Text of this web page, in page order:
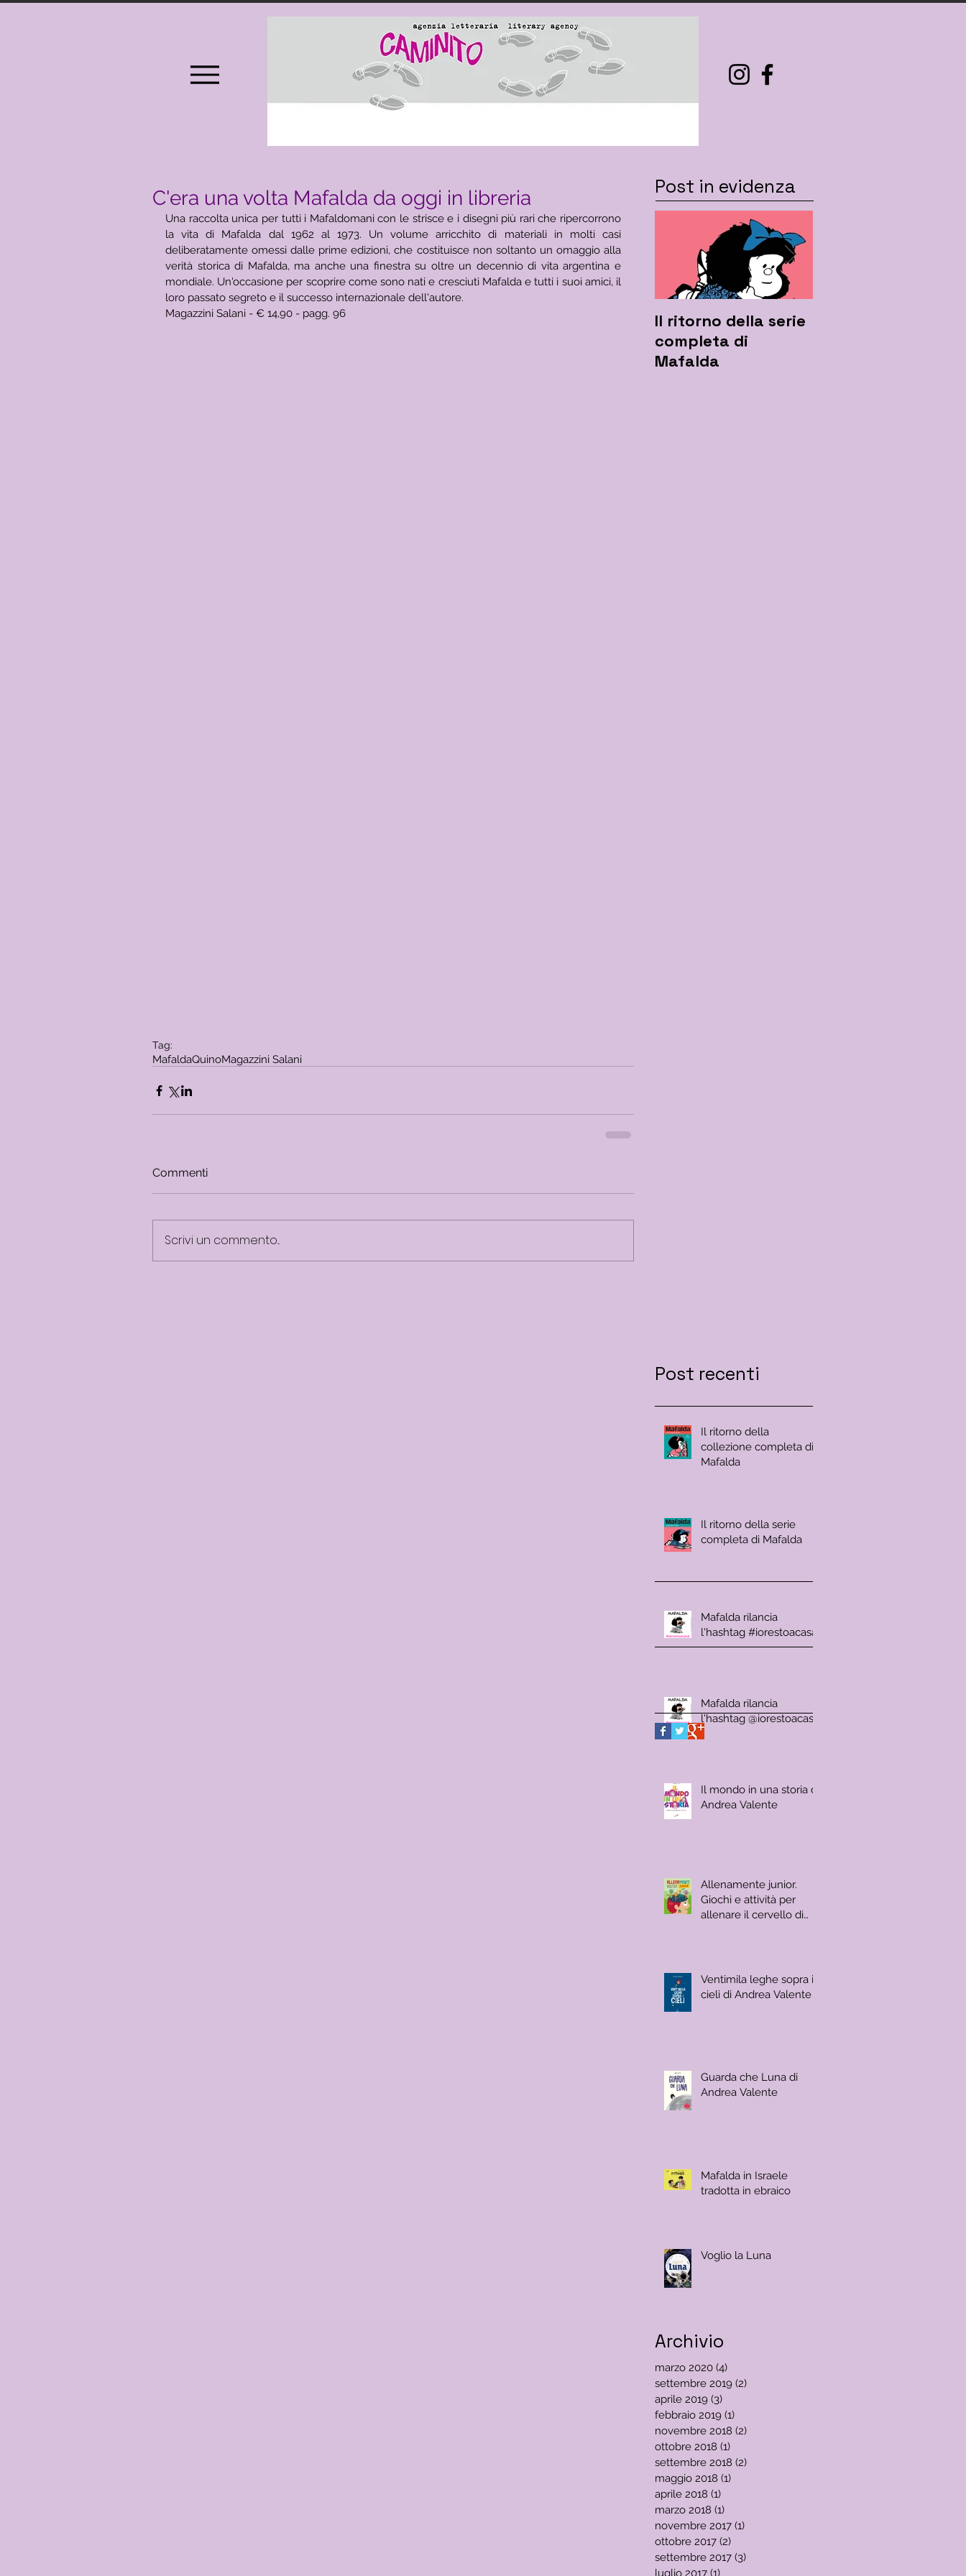
C'era una volta Mafalda da oggi in libreria
Una raccolta unica per tutti i Mafaldomani con le strisce e i disegni più rari che ripercorrono
la vita di Mafalda dal 1962 al 1973. Un volume arricchito di materiali in molti casi
deliberatamente omessi dalle prime edizioni, che costituisce non soltanto un omaggio alla
verità storica di Mafalda, ma anche una finestra su oltre un decennio di vita argentina e
mondiale. Un'occasione per scoprire come sono nati e cresciuti Mafalda e tutti i suoi amici, il
loro passato segreto e il successo internazionale dell'autore.
Magazzini Salani - € 14,90 - pagg. 96
Tag:
MafaldaQuinoMagazzini Salani
Commenti
Scrivi un commento...
Post in evidenza
Il ritorno della serie
completa di
Mafalda
Post recenti
Il ritorno della
collezione completa di
Mafalda
Il ritorno della serie
completa di Mafalda
Mafalda rilancia
l'hashtag #iorestoacasa
Mafalda rilancia
l'hashtag @iorestoacasa
Il mondo in una storia di
Andrea Valente
Allenamente junior.
Giochi e attività per
allenare il cervello di
Ventimila leghe sopra i
cieli di Andrea Valente
Guarda che Luna di
Andrea Valente
Mafalda in Israele
tradotta in ebraico
Voglio la Luna
Archivio
marzo 2020 (4)
settembre 2019 (2)
aprile 2019 (3)
febbraio 2019 (1)
novembre 2018 (2)
ottobre 2018 (1)
settembre 2018 (2)
maggio 2018 (1)
aprile 2018 (1)
marzo 2018 (1)
novembre 2017 (1)
ottobre 2017 (2)
settembre 2017 (3)